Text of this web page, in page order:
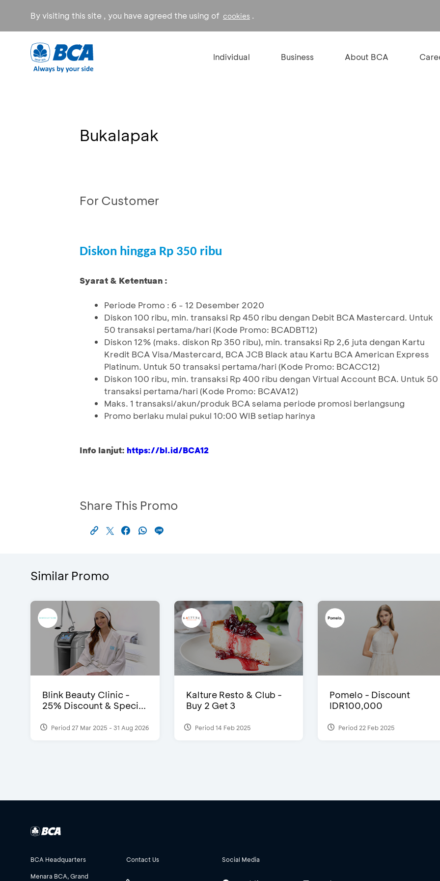
By visiting this site , you have agreed the using of cookies .
Individual Business About BCA
Bukalapak
For Customer
Diskon hingga Rp 350 ribu
Syarat & Ketentuan :
Periode Promo : 6 - 12 Desember 2020
Diskon 100 ribu, min. transaksi Rp 450 ribu dengan Debit BCA Mastercard. Untuk
50 transaksi pertama/hari (Kode Promo: BCADBT12)
Diskon 12% (maks. diskon Rp 350 ribu), min. transaksi Rp 2,6 juta dengan Kartu
Kredit BCA Visa/Mastercard, BCA JCB Black atau Kartu BCA American Express
Platinum. Untuk 50 transaksi pertama/hari (Kode Promo: BCACC12)
Diskon 100 ribu, min. transaksi Rp 400 ribu dengan Virtual Account BCA. Untuk 50
transaksi pertama/hari (Kode Promo: BCAVA12)
Maks. 1 transaksi/akun/produk BCA selama periode promosi berlangsung
Promo berlaku mulai pukul 10:00 WIB setiap harinya
Info lanjut: https://bl.id/BCA12
Share This Promo
Similar Promo
Blink Beauty Clinic -
25% Discount & Speci...
Period 27 Mar 2025 - 31 Aug 2026
Kalture Resto & Club -
Buy 2 Get 3
Period 14 Feb 2025
Pomelo - Discount
IDR100,000
Period 22 Feb 2025
BCA Headquarters
Menara BCA, Grand
Contact Us Social Media